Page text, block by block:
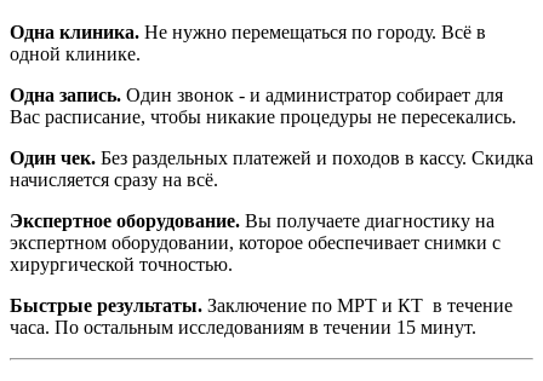
Одна клиника. Не нужно перемещаться по городу. Всё в
одной клинике.
Одна запись. Один звонок - и администратор собирает для
Вас расписание, чтобы никакие процедуры не пересекались.
Один чек. Без раздельных платежей и походов в кассу. Скидка
начисляется сразу на всё.
Экспертное оборудование. Вы получаете диагностику на
экспертном оборудовании, которое обеспечивает снимки с
хирургической точностью.
Быстрые результаты. Заключение по МРТ и КТ в течение
часа. По остальным исследованиям в течении 15 минут.